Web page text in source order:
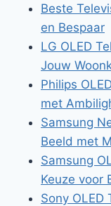
Beste
en Bespaar
LG OLED
Jouw
Philips
met
Samsung
Beeld met
Samsung
Keuze voor
Sony OLED